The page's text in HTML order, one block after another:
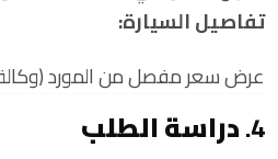
تفاصيل السيارة:
عرض سعر مفصل من المورد (وكالة
4. دراسة الطلب